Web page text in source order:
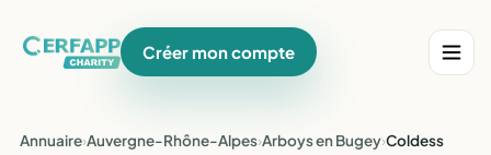
Créer mon compte
Annuaire›Auvergne-Rhône-Alpes›Arboys en Bugey›Coldess